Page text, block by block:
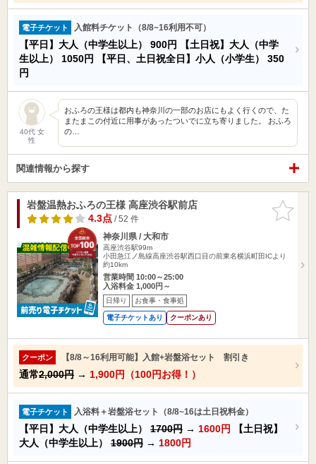
電子チケット 入館料チケット（8/8~16利用不可）
【平日】大人（中学生以上） 900円
【土日祝】大人（中学
生以上） 1050円 【平日、土日祝全日】小人（小学生） 350
円
40代 女
性
おふろの王様は都内も神奈川の一部のお店にもよく行くので、た
またまこの付近に用事があったついでに立ち寄りました。 おふろ
の…
関連情報から探す
お気に入
りに追加
岩盤温熱おふろの王様 高座渋谷駅前店
4.3点/ 52 件
神奈川県 / 大和市
高座渋谷駅99m
小田急江ノ島線高座渋谷駅西口目の前東名横浜町田ICより
約10km
営業時間 10:00～25:00
入浴料金 1,000円～
日帰り お食事・食事処
電子チケットあり クーポンあり
クーポン 【8/8～16利用可能】入館+岩盤浴セット 割引き
通常2,000円 → 1,900円（100円お得！）
電子チケット 入浴料＋岩盤浴セット（8/8~16は土日祝料金）
【平日】大人（中学生以上） 1700円 → 1600円
【土日祝】
大人（中学生以上） 1900円 → 1800円